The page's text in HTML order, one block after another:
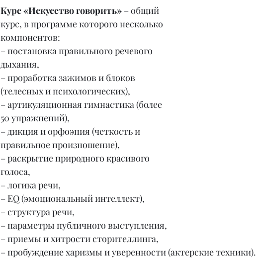
Курс «Искусство говорить» – общий
курс, в программе которого несколько
компонентов:
– постановка правильного речевого
дыхания,
– проработка зажимов и блоков
(телесных и психологических),
– артикуляционная гимнастика (более
50 упражнений),
– дикция и орфоэпия (четкость и
правильное произношение),
– раскрытие природного красивого
голоса,
– логика речи,
– EQ (эмоциональный интеллект),
– структура речи,
– параметры публичного выступления,
– приемы и хитрости сторителлинга,
– пробуждение харизмы и уверенности (актерские техники).